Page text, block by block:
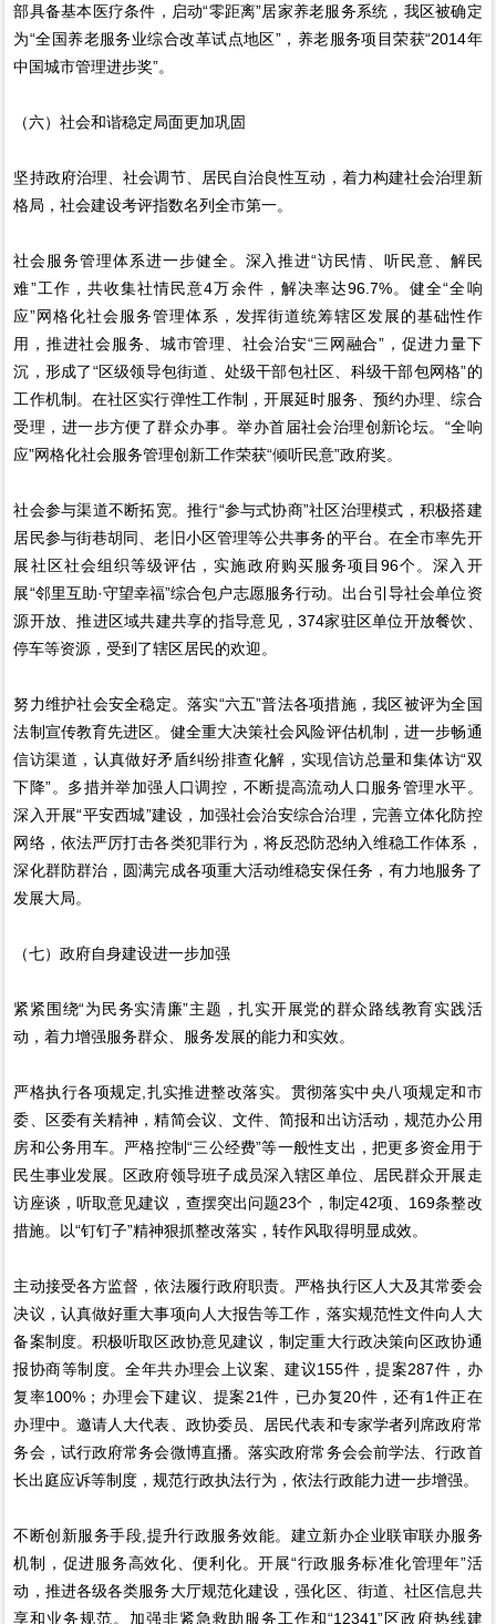
部具备基本医疗条件，启动“零距离”居家养老服务系统，我区被确定
为“全国养老服务业综合改革试点地区”，养老服务项目荣获“2014年
中国城市管理进步奖”。
（六）社会和谐稳定局面更加巩固
坚持政府治理、社会调节、居民自治良性互动，着力构建社会治理新
格局，社会建设考评指数名列全市第一。
社会服务管理体系进一步健全。深入推进“访民情、听民意、解民
难”工作，共收集社情民意4万余件，解决率达96.7%。健全“全响
应”网格化社会服务管理体系，发挥街道统筹辖区发展的基础性作
用，推进社会服务、城市管理、社会治安“三网融合”，促进力量下
沉，形成了“区级领导包街道、处级干部包社区、科级干部包网格”的
工作机制。在社区实行弹性工作制，开展延时服务、预约办理、综合
受理，进一步方便了群众办事。举办首届社会治理创新论坛。“全响
应”网格化社会服务管理创新工作荣获“倾听民意”政府奖。
社会参与渠道不断拓宽。推行“参与式协商”社区治理模式，积极搭建
居民参与街巷胡同、老旧小区管理等公共事务的平台。在全市率先开
展社区社会组织等级评估，实施政府购买服务项目96个。深入开
展“邻里互助·守望幸福”综合包户志愿服务行动。出台引导社会单位资
源开放、推进区域共建共享的指导意见，374家驻区单位开放餐饮、
停车等资源，受到了辖区居民的欢迎。
努力维护社会安全稳定。落实“六五”普法各项措施，我区被评为全国
法制宣传教育先进区。健全重大决策社会风险评估机制，进一步畅通
信访渠道，认真做好矛盾纠纷排查化解，实现信访总量和集体访“双
下降”。多措并举加强人口调控，不断提高流动人口服务管理水平。
深入开展“平安西城”建设，加强社会治安综合治理，完善立体化防控
网络，依法严厉打击各类犯罪行为，将反恐防恐纳入维稳工作体系，
深化群防群治，圆满完成各项重大活动维稳安保任务，有力地服务了
发展大局。
（七）政府自身建设进一步加强
紧紧围绕“为民务实清廉”主题，扎实开展党的群众路线教育实践活
动，着力增强服务群众、服务发展的能力和实效。
严格执行各项规定,扎实推进整改落实。贯彻落实中央八项规定和市
委、区委有关精神，精简会议、文件、简报和出访活动，规范办公用
房和公务用车。严格控制“三公经费”等一般性支出，把更多资金用于
民生事业发展。区政府领导班子成员深入辖区单位、居民群众开展走
访座谈，听取意见建议，查摆突出问题23个，制定42项、169条整改
措施。以“钉钉子”精神狠抓整改落实，转作风取得明显成效。
主动接受各方监督，依法履行政府职责。严格执行区人大及其常委会
决议，认真做好重大事项向人大报告等工作，落实规范性文件向人大
备案制度。积极听取区政协意见建议，制定重大行政决策向区政协通
报协商等制度。全年共办理会上议案、建议155件，提案287件，办
复率100%；办理会下建议、提案21件，已办复20件，还有1件正在
办理中。邀请人大代表、政协委员、居民代表和专家学者列席政府常
务会，试行政府常务会微博直播。落实政府常务会会前学法、行政首
长出庭应诉等制度，规范行政执法行为，依法行政能力进一步增强。
不断创新服务手段,提升行政服务效能。建立新办企业联审联办服务
机制，促进服务高效化、便利化。开展“行政服务标准化管理年”活
动，推进各级各类服务大厅规范化建设，强化区、街道、社区信息共
享和业务规范。加强非紧急救助服务工作和“12341”区政府热线建